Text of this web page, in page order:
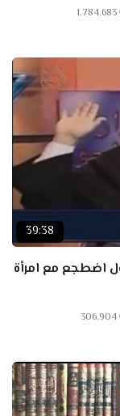
1.784.683
39:38
اضطجع مع امرأة
306.904